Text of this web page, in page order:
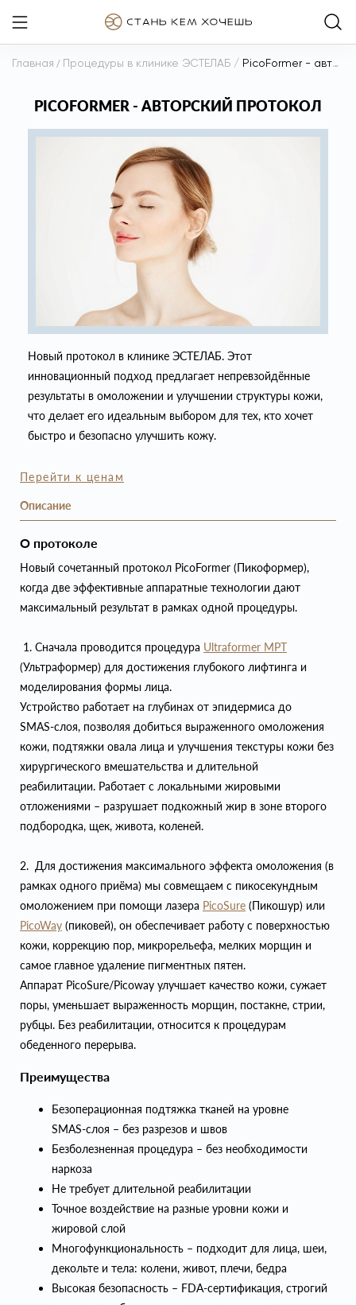
Главная / Процедуры в клинике ЭСТЕЛАБ / PicoFormer - авторский протокол
PICOFORMER - АВТОРСКИЙ ПРОТОКОЛ
Новый протокол в клинике ЭСТЕЛАБ. Этот
инновационный подход предлагает непревзойдённые
результаты в омоложении и улучшении структуры кожи,
что делает его идеальным выбором для тех, кто хочет
быстро и безопасно улучшить кожу.
Перейти к ценам
Описание
О протоколе
Новый сочетанный протокол PicoFormer (Пикоформер),
когда две эффективные аппаратные технологии дают
максимальный результат в рамках одной процедуры.
1. Сначала проводится процедура Ultraformer MPT
(Ультраформер) для достижения глубокого лифтинга и
моделирования формы лица.
Устройство работает на глубинах от эпидермиса до
SMAS‑слоя, позволяя добиться выраженного омоложения
кожи, подтяжки овала лица и улучшения текстуры кожи без
хирургического вмешательства и длительной
реабилитации. Работает с локальными жировыми
отложениями – разрушает подкожный жир в зоне второго
подбородка, щек, живота, коленей.
2. Для достижения максимального эффекта омоложения (в
рамках одного приёма) мы совмещаем с пикосекундным
омоложением при помощи лазера PicoSure (Пикошур) или
PicoWay (пиковей), он обеспечивает работу с поверхностью
кожи, коррекцию пор, микрорельефа, мелких морщин и
самое главное удаление пигментных пятен.
Аппарат PicoSure/Picoway улучшает качество кожи, сужает
поры, уменьшает выраженность морщин, постакне, стрии,
рубцы. Без реабилитации, относится к процедурам
обеденного перерыва.
Преимущества
Безоперационная подтяжка тканей на уровне
SMAS‑слоя – без разрезов и швов
Безболезненная процедура – без необходимости
наркоза
Не требует длительной реабилитации
Точное воздействие на разные уровни кожи и
жировой слой
Многофункциональность – подходит для лица, шеи,
декольте и тела: колени, живот, плечи, бедра
Высокая безопасность – FDA‑сертификация, строгий